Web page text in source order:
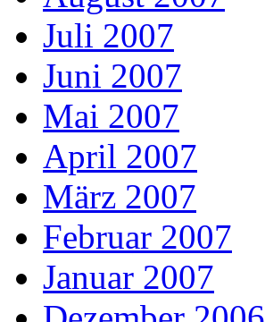
Juli 2007
Juni 2007
Mai 2007
April 2007
März 2007
Februar 2007
Januar 2007